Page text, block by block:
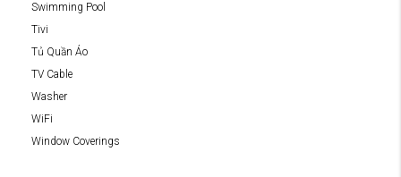
Swimming Pool
Tivi
Tủ Quần Áo
TV Cable
Washer
WiFi
Window Coverings